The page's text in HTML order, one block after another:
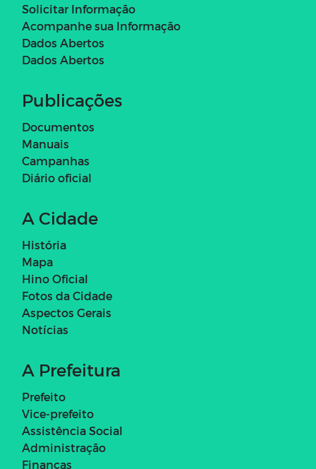
Solicitar Informação
Acompanhe sua Informação
Dados Abertos
Dados Abertos
Publicações
Documentos
Manuais
Campanhas
Diário oficial
A Cidade
História
Mapa
Hino Oficial
Fotos da Cidade
Aspectos Gerais
Notícias
A Prefeitura
Prefeito
Vice-prefeito
Assistência Social
Administração
Finanças